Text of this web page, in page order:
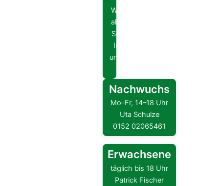
Wir suchen Betreuer*innen (vor
allem für unsere E-Jugend) und
Schiedsrichter*innen. Wenn du
Interesse hast, melde dich bei
unseren Ansprechpartnern – wir
Nachwuchs
Mo–Fr, 14–18 Uhr
Uta Schulze
0152 02065461
Erwachsene
täglich bis 18 Uhr
Patrick Fischer